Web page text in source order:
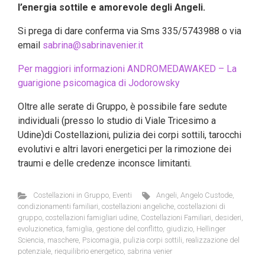
l’energia sottile e amorevole degli Angeli.
Si prega di dare conferma via Sms 335/5743988 o via
email sabrina@sabrinavenier.it
Per maggiori informazioni ANDROMEDAWAKED – La
guarigione psicomagica di Jodorowsky
Oltre alle serate di Gruppo, è possibile fare sedute
individuali (presso lo studio di Viale Tricesimo a
Udine)di Costellazioni, pulizia dei corpi sottili, tarocchi
evolutivi e altri lavori energetici per la rimozione dei
traumi e delle credenze inconsce limitanti.
Costellazioni in Gruppo, Eventi Angeli,Angelo Custode,
condizionamenti familiari, costellazioni angeliche, costellazioni di
gruppo, costellazioni famigliari udine, Costellazioni Familiari, desideri,
evoluzionetica, famiglia, gestione del conflitto, giudizio, Hellinger
Sciencia, maschere, Psicomagia, pulizia corpi sottili, realizzazione del
potenziale, riequilibrio energetico, sabrina venier